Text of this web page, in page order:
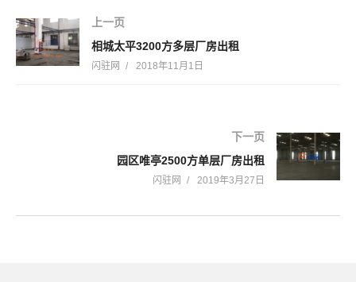
上一页
相城太平3200方多层厂房出租
闪驻网 2018年11月1日
下一页
园区唯亭2500方单层厂房出租
闪驻网 2019年3月27日